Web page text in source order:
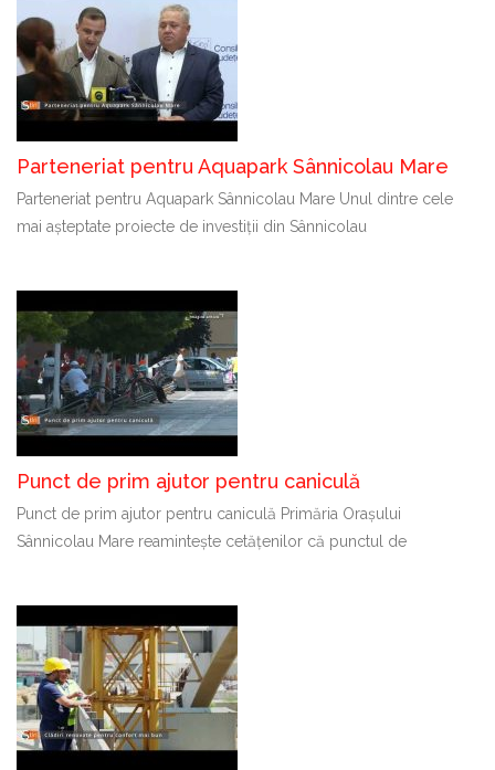
Parteneriat pentru Aquapark Sânnicolau Mare
Parteneriat pentru Aquapark Sânnicolau Mare Unul dintre cele
mai așteptate proiecte de investiții din Sânnicolau
Punct de prim ajutor pentru caniculă
Punct de prim ajutor pentru caniculă Primăria Orașului
Sânnicolau Mare reamintește cetățenilor că punctul de